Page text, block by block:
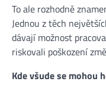
To ale rozhodně
Jednou z těch
dávají možnost
riskovali poškození
Kde všude se mohou